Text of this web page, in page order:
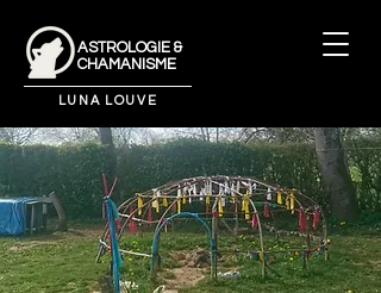
ASTROLOGIE &
CHAMANISME
LUNA LOUVE